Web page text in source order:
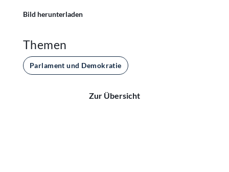
Bild herunterladen
Themen
Parlament und Demokratie
Zur Übersicht